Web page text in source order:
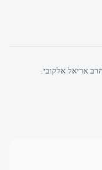
אריאל אלקובי.